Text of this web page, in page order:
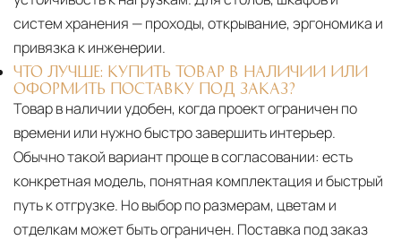
систем хранения — проходы, открывание, эргономика и
привязка к инженерии.
ЧТО ЛУЧШЕ: КУПИТЬ ТОВАР В НАЛИЧИИ ИЛИ
ОФОРМИТЬ ПОСТАВКУ ПОД ЗАКАЗ?
Товар в наличии удобен, когда проект ограничен по
времени или нужно быстро завершить интерьер.
Обычно такой вариант проще в согласовании: есть
конкретная модель, понятная комплектация и быстрый
путь к отгрузке. Но выбор по размерам, цветам и
отделкам может быть ограничен. Поставка под заказ